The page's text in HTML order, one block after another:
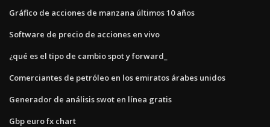
Gráfico de acciones de manzana últimos 10 años
Software de precio de acciones en vivo
¿qué es el tipo de cambio spot y forward_
Comerciantes de petróleo en los emiratos árabes unidos
Generador de análisis swot en línea gratis
Gbp euro fx chart